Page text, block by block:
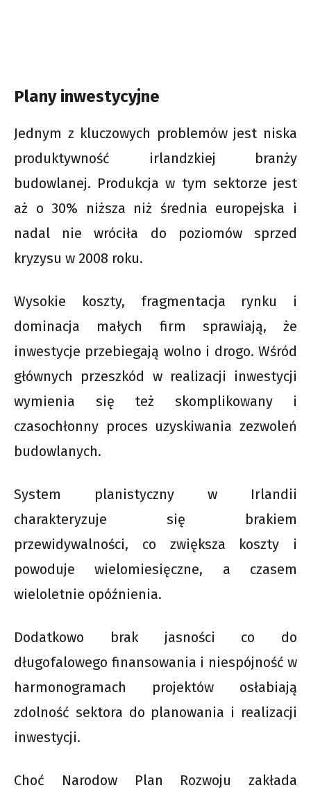
Plany inwestycyjne
Jednym z kluczowych problemów jest niska
produktywność irlandzkiej branży
budowlanej. Produkcja w tym sektorze jest
aż o 30% niższa niż średnia europejska i
nadal nie wróciła do poziomów sprzed
kryzysu w 2008 roku.
Wysokie koszty, fragmentacja rynku i
dominacja małych firm sprawiają, że
inwestycje przebiegają wolno i drogo. Wśród
głównych przeszkód w realizacji inwestycji
wymienia się też skomplikowany i
czasochłonny proces uzyskiwania zezwoleń
budowlanych.
System planistyczny w Irlandii
charakteryzuje się brakiem
przewidywalności, co zwiększa koszty i
powoduje wielomiesięczne, a czasem
wieloletnie opóźnienia.
Dodatkowo brak jasności co do
długofalowego finansowania i niespójność w
harmonogramach projektów osłabiają
zdolność sektora do planowania i realizacji
inwestycji.
Choć Narodow Plan Rozwoju zakłada